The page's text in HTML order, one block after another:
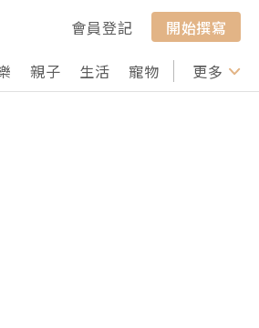
會員登記
開始撰寫
親子 生活 寵物 行山 打卡
更多